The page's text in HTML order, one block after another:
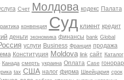
Счет Молдова кодекс Палата
конвенция Суд клиент кредит
деньги экономика финансы bank Global
услуги Business Франция продажа
Конституция Moldova link сайт Каталог
Канада смерть украина Оплата Case гонорар
tax США налог фирма Швейцария срок